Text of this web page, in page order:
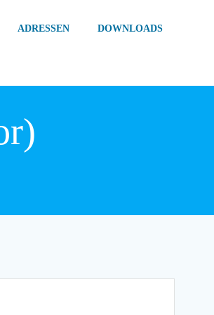
ADRESSEN DOWNLOADS